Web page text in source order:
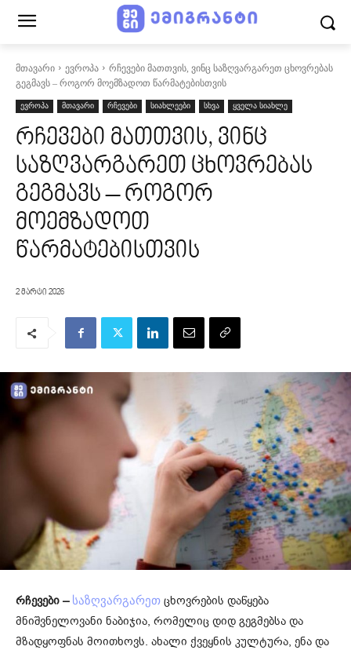
მთავარი ევროპა
რჩევები მათთვის, ვინც საზღვარგარეთ ცხოვრებას
გეგმავს – როგორ მოემზადოთ წარმატებისთვის
ევროპა მთავარი რჩევები სიახლეები სხვა ყველა სიახლე
რჩევები მათთვის, ვინც
საზღვარგარეთ ცხოვრებას
გეგმავს – როგორ
მოემზადოთ
წარმატებისთვის
2 მარტი 2026
რჩევები – საზღვარგარეთ ცხოვრების დაწყება
მნიშვნელოვანი ნაბიჯია, რომელიც დიდ გეგმებსა და
მზადყოფნას მოითხოვს. ახალი ქვეყნის კულტურა, ენა და